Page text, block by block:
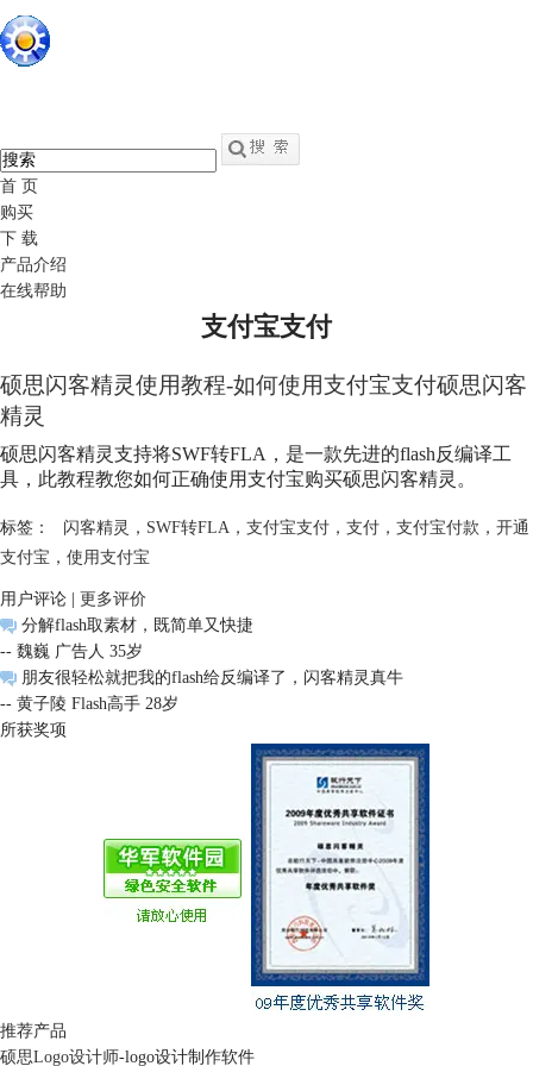
首 页
购买
下 载
产品介绍
在线帮助
支付宝支付
硕思闪客精灵使用教程-如何使用支付宝支付硕思闪客
精灵
硕思闪客精灵支持将SWF转FLA，是一款先进的flash反编译工
具，此教程教您如何正确使用支付宝购买硕思闪客精灵。
标签： 闪客精灵 ， SWF转FLA ， 支付宝支付， 支付， 支付宝付款 ， 开通
支付宝 ， 使用支付宝
用户评论 | 更多评价
分解flash取素材，既简单又快捷
-- 魏巍 广告人 35岁
朋友很轻松就把我的flash给反编译了，闪客精灵真牛
-- 黄子陵 Flash高手 28岁
所获奖项
推荐产品
硕思Logo设计师-logo设计制作软件